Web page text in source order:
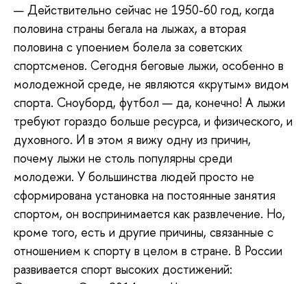
— Действительно сейчас не 1950-60 год, когда
половина страны бегала на лыжах, а вторая
половина с упоением болела за советских
спортсменов. Сегодня беговые лыжи, особенно в
молодежной среде, не являются «крутым» видом
спорта. Сноуборд, футбол — да, конечно! А лыжи
требуют гораздо больше ресурса, и физического, и
духовного. И в этом я вижу одну из причин,
почему лыжи не столь популярны среди
молодежи. У большинства людей просто не
сформирована установка на постоянные занятия
спортом, он воспринимается как развлечение. Но,
кроме того, есть и другие причины, связанные с
отношением к спорту в целом в стране. В России
развивается спорт высоких достижений: